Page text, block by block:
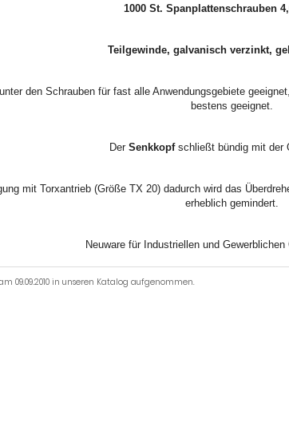
1000 St. Spanplattenschrauben
Teilgewinde, galvanisch verzinkt,
den Schrauben für fast alle Anwendungsgebiete
bestens geeignet.
Der Senkkopfschließt bündig mit der
mit Torxantrieb (Größe TX 20) dadurch wird das
erheblich gemindert.
Neuware für Industriellen und
09.09.2010 in unseren Katalog aufgenommen.